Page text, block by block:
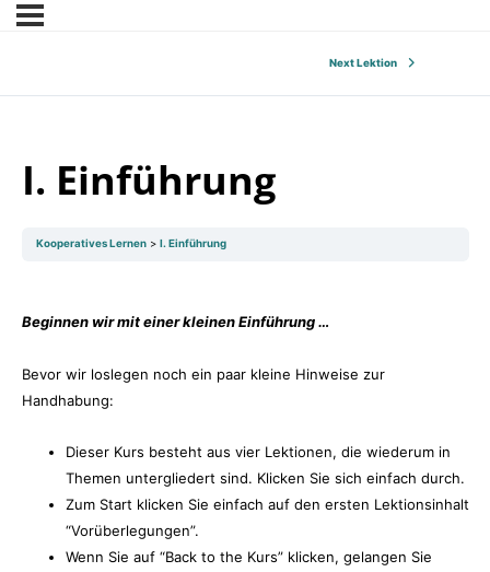
Next Lektion
I. Einführung
Kooperatives Lernen I. Einführung
Beginnen wir mit einer kleinen Einführung …
Bevor wir loslegen noch ein paar kleine Hinweise zur
Handhabung:
Dieser Kurs besteht aus vier Lektionen, die wiederum in
Themen untergliedert sind. Klicken Sie sich einfach durch.
Zum Start klicken Sie einfach auf den ersten Lektionsinhalt
“Vorüberlegungen”.
Wenn Sie auf “Back to the Kurs” klicken, gelangen Sie